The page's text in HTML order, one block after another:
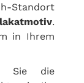
Standort
.
in Ihrem
Sie die